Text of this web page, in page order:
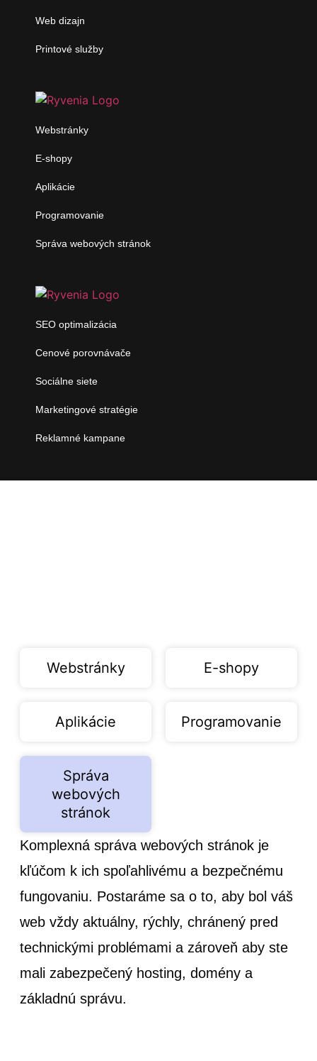
Web dizajn
Printové služby
Webstránky
E-shopy
Aplikácie
Programovanie
Správa webových stránok
SEO optimalizácia
Cenové porovnávače
Sociálne siete
Marketingové stratégie
Reklamné kampane
Webstránky E-shopy
Aplikácie Programovanie
Správa
webových
stránok
Komplexná správa webových stránok je
kľúčom k ich spoľahlivému a bezpečnému
fungovaniu. Postaráme sa o to, aby bol váš
web vždy aktuálny, rýchly, chránený pred
technickými problémami a zároveň aby ste
mali zabezpečený hosting, domény a
základnú správu.